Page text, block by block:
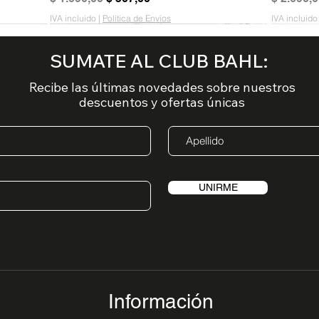
IVA incluido | Política de Envíos IVA incluido
AGOTADO
AGOTADO
AGOTADO
AGOTADO
SUMATE AL CLUB BAHL:
Recibe las últimas novedades sobre nuestros
descuentos y ofertas únicas
UNIRME
Información